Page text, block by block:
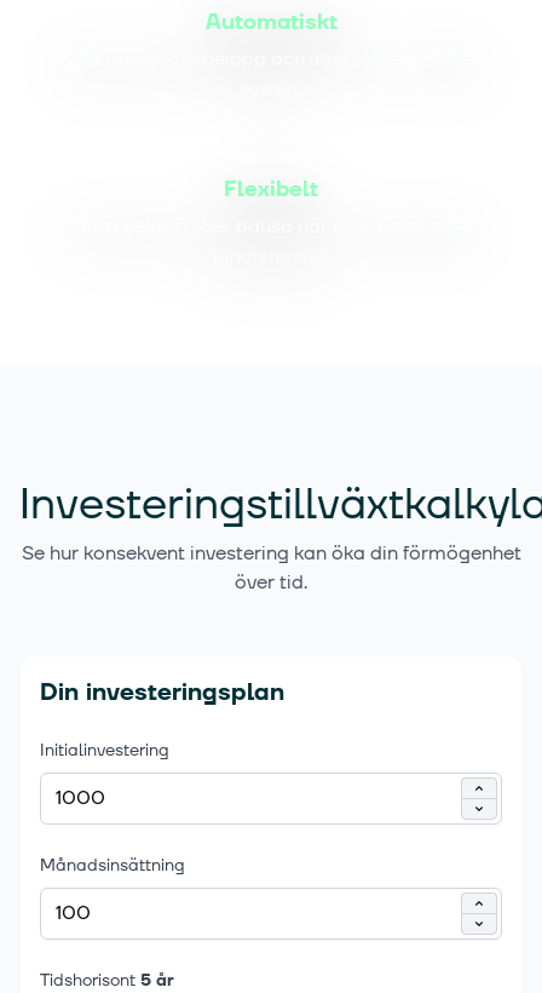
Automatiskt
Flexibelt
Se hur konsekvent investering kan öka din förmögenhet
över tid.
Din investeringsplan
Initialinvestering
Månadsinsättning
Tidshorisont 5 år